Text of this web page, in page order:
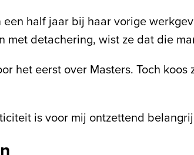
half jaar bij haar vorige
detachering, wist ze dat die
het eerst over Masters. Toch
is voor mij ontzettend